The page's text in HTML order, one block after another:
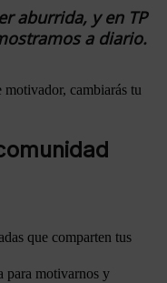
aburrida, y en TP
a diario.
cambiarás tu
que comparten tus
para motivarnos y